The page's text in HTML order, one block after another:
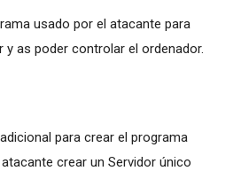
usado por el atacante para
y as poder controlar el ordenador.
para crear el programa
crear un Servidor único